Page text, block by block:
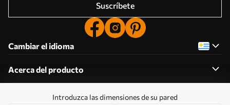
Introduzca las dimensiones de su pared
Suscríbete
Cambiar el idioma
Acerca del producto
Acerca de la empresa